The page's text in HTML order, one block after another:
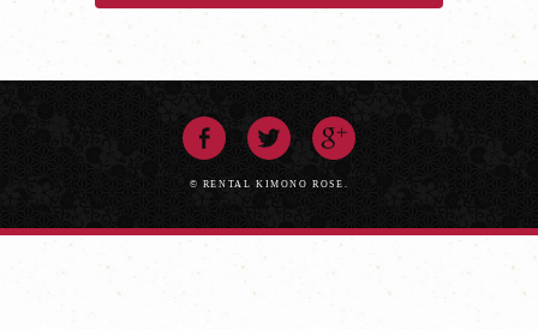
© RENTAL KIMONO ROSE.